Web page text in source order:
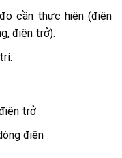
cần thực hiện (điện
điện trở).
trở
điện